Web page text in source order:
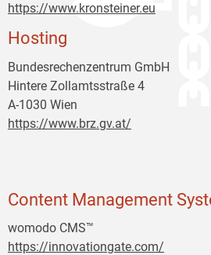
https://www.kronsteiner.eu
Hosting
Bundesrechenzentrum GmbH
Hintere Zollamtsstraße 4
A-1030 Wien
https://www.brz.gv.at/
Content Management
womodo CMS™
https://innovationgate.com/